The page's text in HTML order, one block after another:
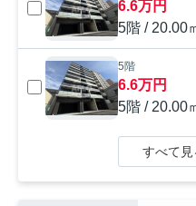
6.6万円
5階 / 20.00
5階
6.6万円
5階 / 20.00
すべて見